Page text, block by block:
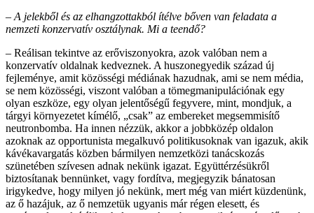
– A jelekből és az elhangzottakból ítélve bőven van feladata a
nemzeti konzervatív osztálynak. Mi a teendő?
– Reálisan tekintve az erőviszonyokra, azok valóban nem a
konzervatív oldalnak kedveznek. A huszonegyedik század új
fejleménye, amit közösségi médiának hazudnak, ami se nem média,
se nem közösségi, viszont valóban a tömegmanipulációnak egy
olyan eszköze, egy olyan jelentőségű fegyvere, mint, mondjuk, a
tárgyi környezetet kímélő, „csak” az embereket megsemmisítő
neutronbomba. Ha innen nézzük, akkor a jobbközép oldalon
azoknak az opportunista megalkuvó politikusoknak van igazuk, akik
kávékavargatás közben bármilyen nemzetközi tanácskozás
szünetében szívesen adnak nekünk igazat. Együttérzésükről
biztosítanak bennünket, vagy fordítva, megjegyzik bánatosan
irigykedve, hogy milyen jó nekünk, mert még van miért küzdenünk,
az ő hazájuk, az ő nemzetük ugyanis már régen elesett, és